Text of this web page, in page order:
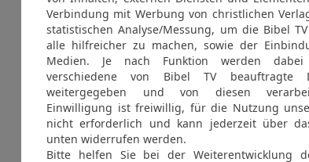
alles aus
24 Für den
Zentner
Der Altar
22-38)
25 Bezalel